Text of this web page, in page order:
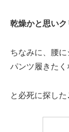
乾燥かと思いク
ちなみに、腰
パンツ履きたく
と必死に探した